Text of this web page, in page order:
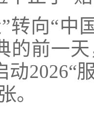
向“中国
的前一
动2026“
。